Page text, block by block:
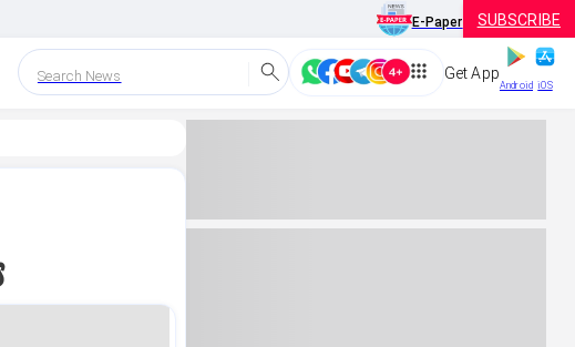
E-Paper SUBSCRIBE
Search News Get App
Android iOS